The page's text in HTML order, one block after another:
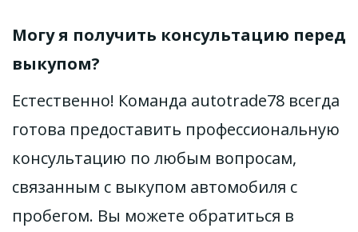
Могу я получить консультацию перед
выкупом?
Естественно! Команда autotrade78 всегда
готова предоставить профессиональную
консультацию по любым вопросам,
связанным с выкупом автомобиля с
пробегом. Вы можете обратиться в